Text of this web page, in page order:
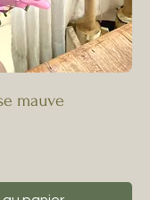
mauve